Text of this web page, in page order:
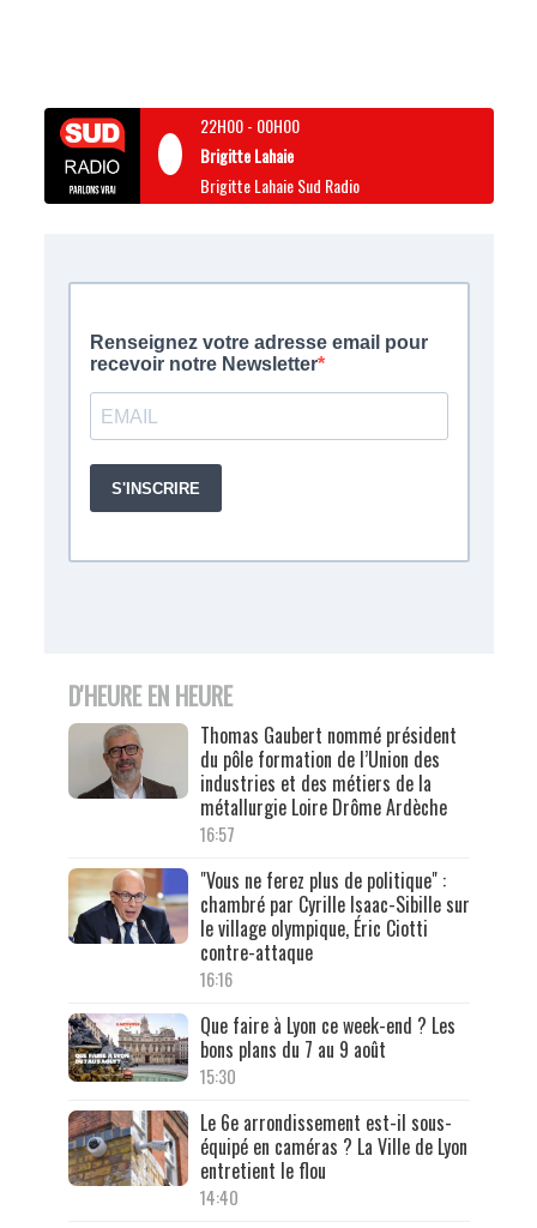
22H00- 00H00
Brigitte Lahaie
Brigitte Lahaie Sud Radio
D'HEURE EN HEURE
Thomas Gaubert nommé président
du pôle formation de l’Union des
industries et des métiers de la
métallurgie Loire Drôme Ardèche
16:57
"Vous ne ferez plus de politique" :
chambré par Cyrille Isaac-Sibille sur
le village olympique, Éric Ciotti
contre-attaque
16:16
Que faire à Lyon ce week-end ? Les
bons plans du 7 au 9 août
15:30
Le 6e arrondissement est-il sous-
équipé en caméras ? La Ville de Lyon
entretient le flou
14:40